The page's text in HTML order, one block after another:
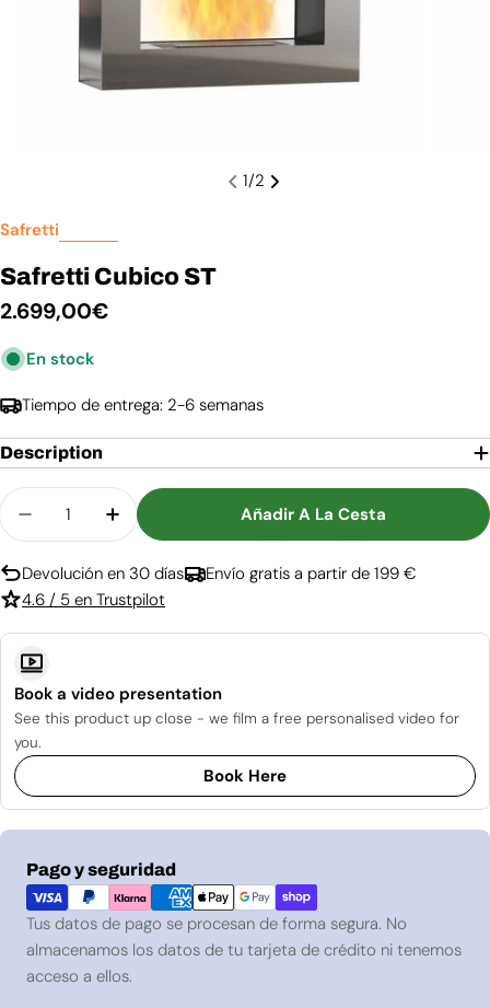
1/2
Safretti
Safretti Cubico ST
Precio
2.699,00€
En stock
Tiempo de entrega: 2-6 semanas
Description
Cantidad
Disminuir Cantidad Para Safretti Cubico ST
Aumentar Cantidad Para Safretti
Añadir A La Cesta
Devolución en 30 días
Envío gratis a partir de 199 €
4.6 / 5 en Trustpilot
Book a video presentation
See this product up close - we film a free personalised video for
you.
Book Here
Pago y seguridad
Métodos
de
pago
Tus datos de pago se procesan de forma segura. No
almacenamos los datos de tu tarjeta de crédito ni tenemos
acceso a ellos.